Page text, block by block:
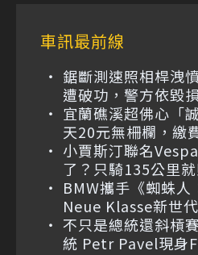
車訊最前線
鋸斷測速照相桿洩
遭破功，警方依毀
宜蘭礁溪超佛心「
天20元無柵欄，繳
小賈斯汀聯名
了？只騎135公里
BMW攜手《蜘蛛
Neue Klasse新世
不只是總統還斜槓
統 Petr Pavel現身